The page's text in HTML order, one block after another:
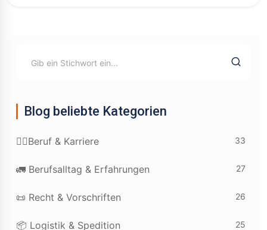
Blog beliebte Kategorien
👷‍♂️Beruf & Karriere 33
🚛 Berufsalltag & Erfahrungen 27
📜 Recht & Vorschriften 26
📦 Logistik & Spedition 25